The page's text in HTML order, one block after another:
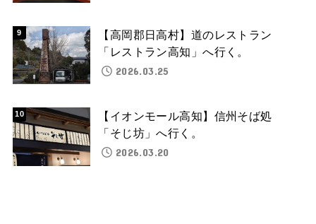
【高岡郡日高村】道のレストラン
「レストラン高知」へ行く。
2026.03.25
【イオンモール高知】信州そば処
「そじ坊」へ行く。
2026.03.20